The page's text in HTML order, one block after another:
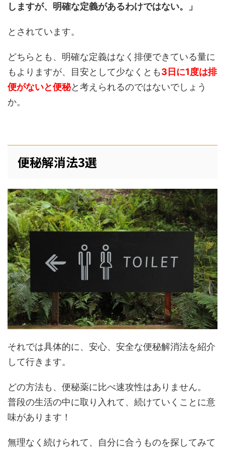
しますが、明確な定義があるわけではない。」
とされています。
どちらとも、明確な定義はなく排便できている量に
もよりますが、目安として少なくとも3日に1度は排
便がないと便秘と考えられるのではないでしょう
か。
便秘解消法3選
それでは具体的に、安心、安全な便秘解消法を紹介
して行きます。
どの方法も、便秘薬に比べ速攻性はありません。
普段の生活の中に取り入れて、続けていくことに意
味があります！
無理なく続けられて、自分に合うものを探してみて